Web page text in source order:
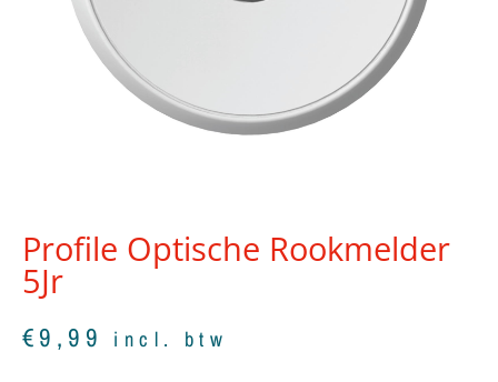
Profile Optische Rookmelder
5Jr
€9,99 incl. btw